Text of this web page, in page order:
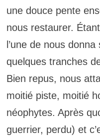
une douce pente
nous restaurer.
l’une de nous
quelques tranches
Bien repus, nous
moitié piste, moitié
néophytes. Après
guerrier, perdu) et